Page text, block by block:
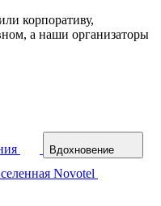
корпоративу,
а наши организаторы
Вдохновение
Novotel